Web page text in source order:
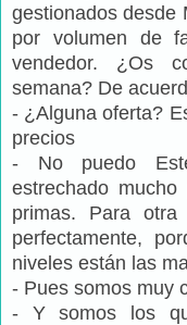
gestionados desde
por volumen de
vendedor. ¿Os
semana? De
- ¿Alguna oferta?
precios
- No puedo
estrechado
primas. Para otra
perfectamente,
niveles están las
- Pues somos muy
- Y somos los